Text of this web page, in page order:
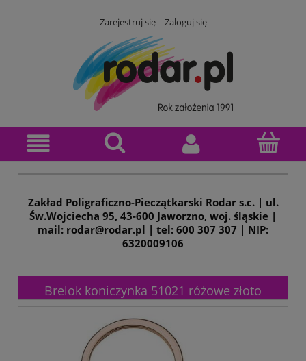
Zarejestruj się Zaloguj się
Zakład Poligraficzno-Pieczątkarski Rodar s.c. | ul.
Św.Wojciecha 95, 43-600 Jaworzno, woj. śląskie |
mail: rodar@rodar.pl | tel: 600 307 307 | NIP:
6320009106
Brelok koniczynka 51021 różowe złoto